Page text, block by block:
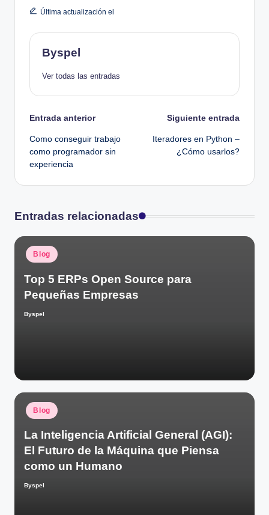
Última actualización el
Byspel
Ver todas las entradas
Navegación
de
entradas
Entrada anterior
Como conseguir trabajo
como programador sin
experiencia
Siguiente entrada
Iteradores en Python –
¿Cómo usarlos?
Entradas relacionadas
Publicado
en
Blog
Top 5 ERPs Open Source para
Pequeñas Empresas
Publicado
Byspel
Publicado
en
Blog
La Inteligencia Artificial General (AGI):
El Futuro de la Máquina que Piensa
como un Humano
Publicado
Byspel